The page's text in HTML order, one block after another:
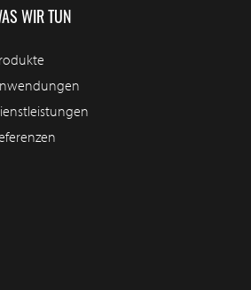
WIR TUN